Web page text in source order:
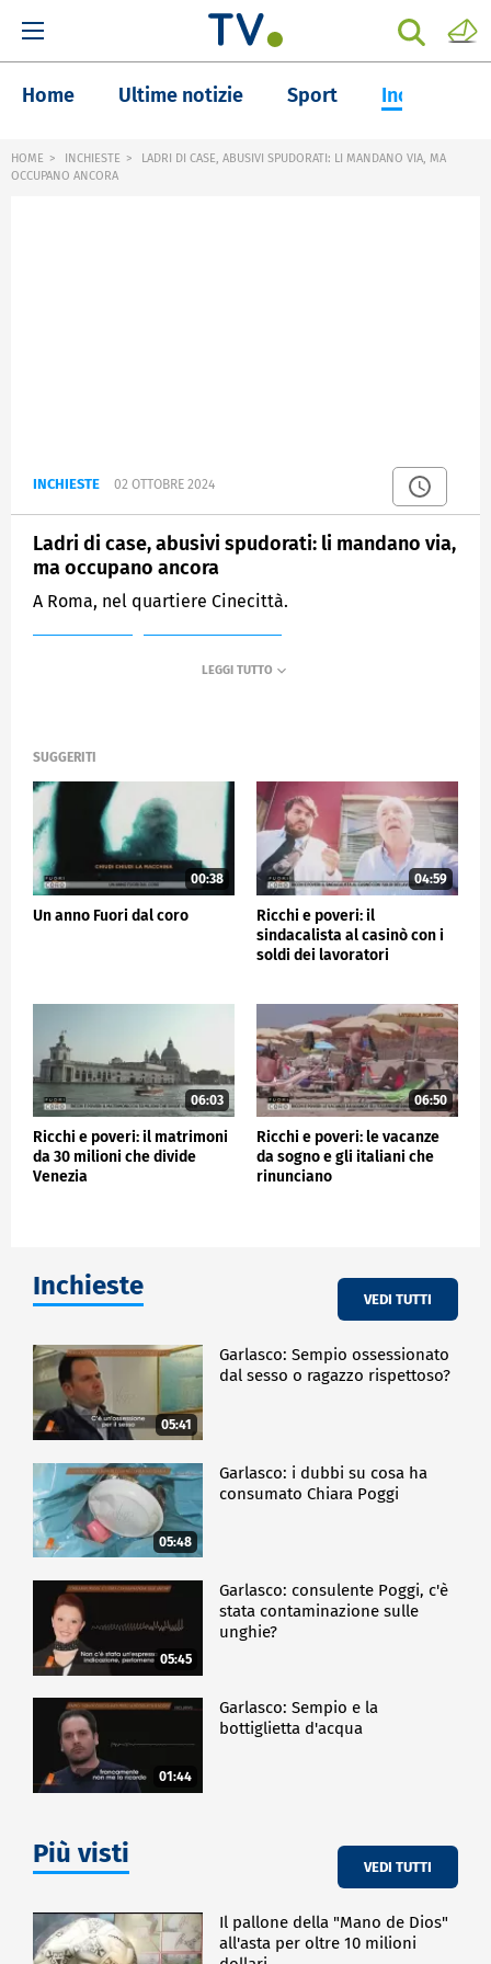
Home Ultime notizie Sport Inchieste
HOME INCHIESTE
LADRI DI CASE, ABUSIVI SPUDORATI: LI MANDANO VIA, MA
OCCUPANO ANCORA
INCHIESTE 02 OTTOBRE 2024
Ladri di case, abusivi spudorati: li mandano via,
ma occupano ancora
A Roma, nel quartiere Cinecittà.
SUGGERITI
00:38
Un anno Fuori dal coro
04:59
Ricchi e poveri: il
sindacalista al casinò con i
soldi dei lavoratori
06:03
Ricchi e poveri: il matrimoni
da 30 milioni che divide
Venezia
06:50
Ricchi e poveri: le vacanze
da sogno e gli italiani che
rinunciano
Inchieste VEDI TUTTI
05:41
Garlasco: Sempio ossessionato
dal sesso o ragazzo rispettoso?
05:48
Garlasco: i dubbi su cosa ha
consumato Chiara Poggi
05:45
Garlasco: consulente Poggi, c'è
stata contaminazione sulle
unghie?
01:44
Garlasco: Sempio e la
bottiglietta d'acqua
Più visti VEDI TUTTI
Il pallone della "Mano de Dios"
all'asta per oltre 10 milioni